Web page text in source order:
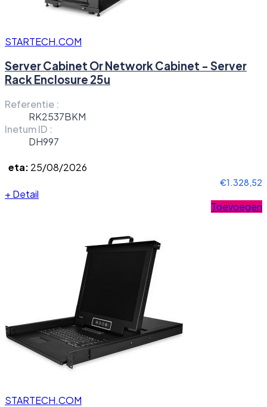
STARTECH.COM
Server Cabinet Or Network Cabinet - Server
Rack Enclosure 25u
Referentie :
RK2537BKM
Inetum ID :
DH997
eta: 25/08/2026
€1.328,52
+ Detail
Toevoegen
STARTECH.COM